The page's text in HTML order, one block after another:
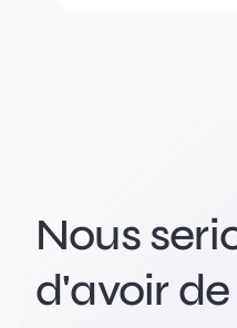
Nous
d'avoir de